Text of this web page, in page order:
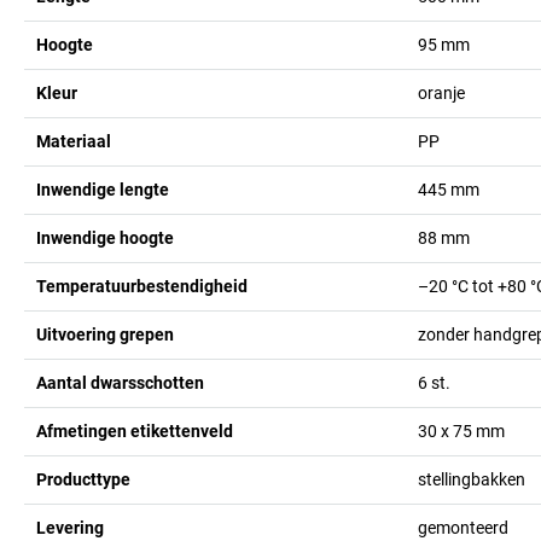
Hoogte 95 mm
Kleur oranje
Materiaal PP
Inwendige lengte 445 mm
Inwendige hoogte 88 mm
Temperatuurbestendigheid –20 °C tot +80
Uitvoering grepen zonder
Aantal dwarsschotten 6st.
Afmetingen etikettenveld 30 x 75 mm
Producttype stellingbakken
Levering gemonteerd